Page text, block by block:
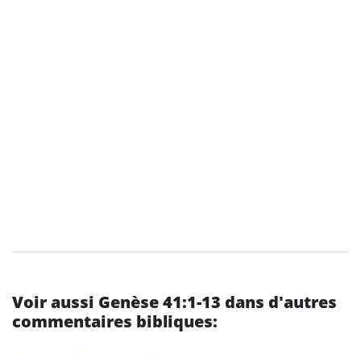
Voir aussi Genèse 41:1-13 dans d'autres
commentaires bibliques: